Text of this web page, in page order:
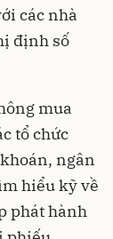
các nhà
định số
mua
tổ chức
ngân
hiểu kỹ về
phát hành